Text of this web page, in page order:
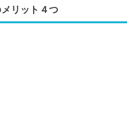
リット４つ